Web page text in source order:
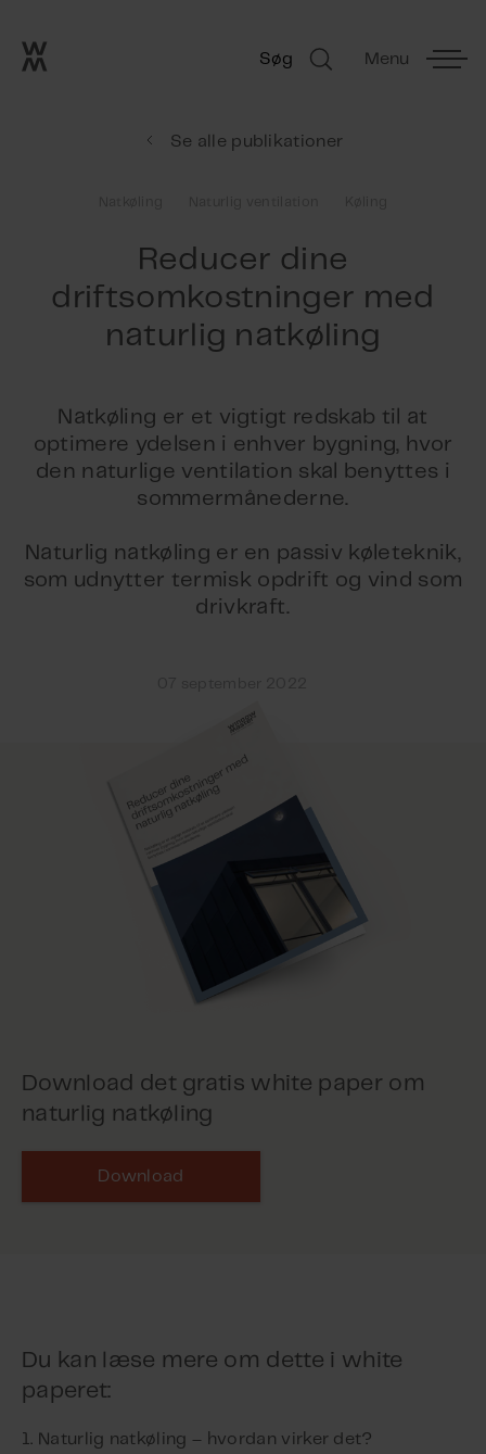
Søg Menu
Se alle publikationer
Reducer dine
driftsomkostninger med
naturlig natkøling
Natkøling er et vigtigt redskab til at
optimere ydelsen i enhver bygning, hvor
den naturlige ventilation skal benyttes i
sommermånederne.
Naturlig natkøling er en passiv køleteknik,
som udnytter termisk opdrift og vind som
drivkraft.
Download det gratis white paper om
naturlig natkøling
Download
Du kan læse mere om dette i white
paperet:
1. Naturlig natkøling – hvordan virker det?